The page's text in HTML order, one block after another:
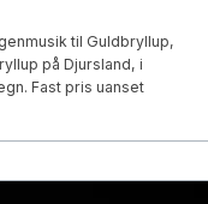
til Guldbryllup,
på Djursland, i
Fast pris uanset